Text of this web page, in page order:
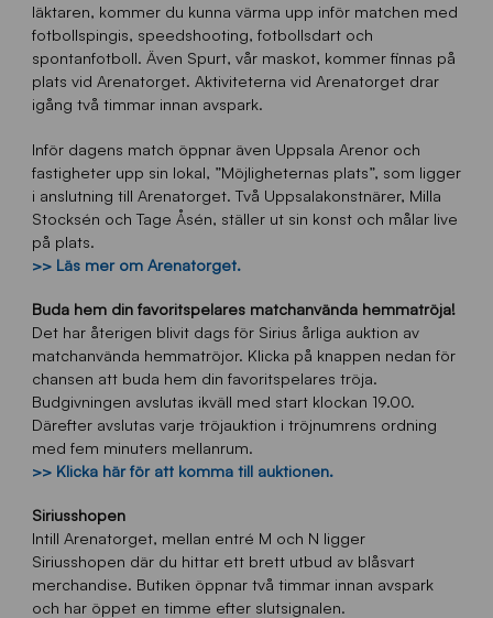
läktaren, kommer du kunna värma upp inför matchen med
fotbollspingis, speedshooting, fotbollsdart och
spontanfotboll. Även Spurt, vår maskot, kommer finnas på
plats vid Arenatorget. Aktiviteterna vid Arenatorget drar
igång två timmar innan avspark.
Inför dagens match öppnar även Uppsala Arenor och
fastigheter upp sin lokal, ”Möjligheternas plats”, som ligger
i anslutning till Arenatorget. Två Uppsalakonstnärer, Milla
Stocksén och Tage Åsén, ställer ut sin konst och målar live
på plats.
>> Läs mer om Arenatorget.
Buda hem din favoritspelares matchanvända hemmatröja!
Det har återigen blivit dags för Sirius årliga auktion av
matchanvända hemmatröjor. Klicka på knappen nedan för
chansen att buda hem din favoritspelares tröja.
Budgivningen avslutas ikväll med start klockan 19.00.
Därefter avslutas varje tröjauktion i tröjnumrens ordning
med fem minuters mellanrum.
>> Klicka här för att komma till auktionen.
Siriusshopen
Intill Arenatorget, mellan entré M och N ligger
Siriusshopen där du hittar ett brett utbud av blåsvart
merchandise. Butiken öppnar två timmar innan avspark
och har öppet en timme efter slutsignalen.